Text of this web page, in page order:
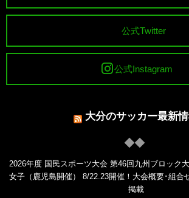
公式Twitter
公式Instagram
大分のサッカー最新
2026年度 国民スポーツ大会 第46回九州ブロック
女子（鹿児島開催） 8/22.23開催！大会概要･組合
掲載